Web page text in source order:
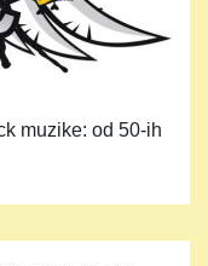
muzike: od 50-ih